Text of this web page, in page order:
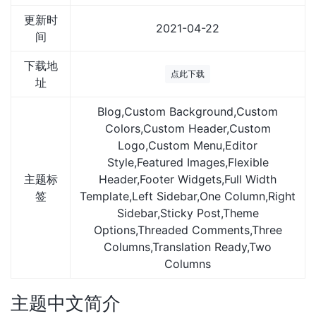
更新时
间
2021-04-22
下载地
址
点此下载
主题标
签
Blog,Custom Background,Custom
Colors,Custom Header,Custom
Logo,Custom Menu,Editor
Style,Featured Images,Flexible
Header,Footer Widgets,Full Width
Template,Left Sidebar,One Column,Right
Sidebar,Sticky Post,Theme
Options,Threaded Comments,Three
Columns,Translation Ready,Two
Columns
主题中文简介